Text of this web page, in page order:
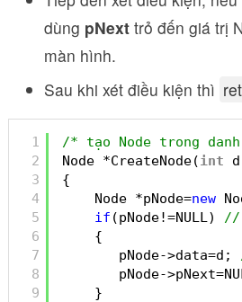
dùng pNext trỏ đến giá trị
màn hình.
Sau khi xét điều kiện thì
1
2
3
4
5
6
7
8
9
/* tạo Node trong
Node *CreateNode(int
{
Node *pNode=new
if (pNode!=NULL) //
{
pNode->data=d;
pNode-
}